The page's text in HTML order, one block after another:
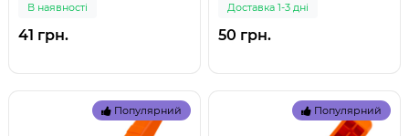
В наявностi
41 грн.
Доставка 1-3 дні
50 грн.
Популярний Популярний